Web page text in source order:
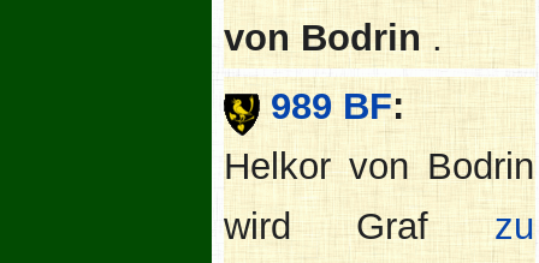
von Bodrin .
989 BF:
Helkor von Bodrin
wird Grafzu